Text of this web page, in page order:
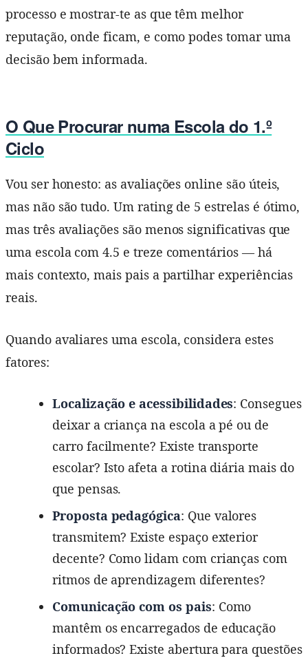
processo e mostrar-te as que têm melhor
reputação, onde ficam, e como podes tomar uma
decisão bem informada.
O Que Procurar numa Escola do 1.º
Ciclo
Vou ser honesto: as avaliações online são úteis,
mas não são tudo. Um rating de 5 estrelas é ótimo,
mas três avaliações são menos significativas que
uma escola com 4.5 e treze comentários — há
mais contexto, mais pais a partilhar experiências
reais.
Quando avaliares uma escola, considera estes
fatores:
Localização e acessibilidades: Consegues
deixar a criança na escola a pé ou de
carro facilmente? Existe transporte
escolar? Isto afeta a rotina diária mais do
que pensas.
Proposta pedagógica: Que valores
transmitem? Existe espaço exterior
decente? Como lidam com crianças com
ritmos de aprendizagem diferentes?
Comunicação com os pais: Como
mantêm os encarregados de educação
informados? Existe abertura para questões